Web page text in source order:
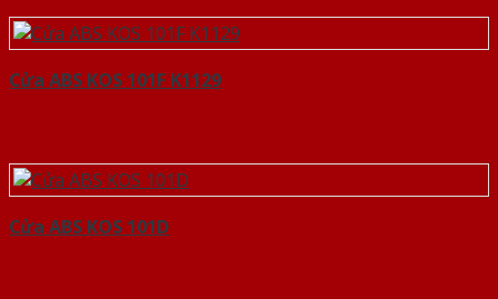
Cửa ABS KOS 101F K1129
Cửa ABS KOS 101D